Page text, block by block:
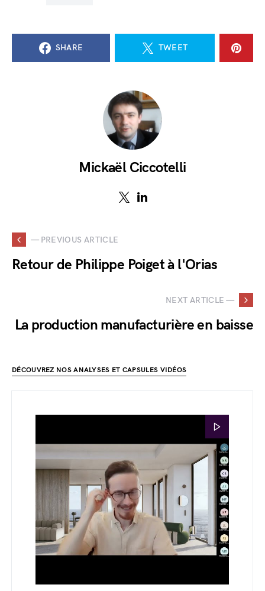
SHARE TWEET
Mickaël Ciccotelli
— PREVIOUS ARTICLE
Retour de Philippe Poiget à l'Orias
NEXT ARTICLE —
La production manufacturière en baisse
DÉCOUVREZ NOS ANALYSES ET CAPSULES VIDÉOS